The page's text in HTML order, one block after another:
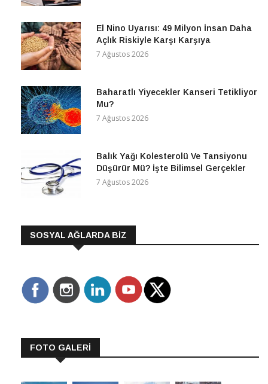
El Nino Uyarısı: 49 Milyon İnsan Daha
Açlık Riskiyle Karşı Karşıya
7 Ağustos 2026
Baharatlı Yiyecekler Kanseri Tetikliyor
Mu?
7 Ağustos 2026
Balık Yağı Kolesterolü Ve Tansiyonu
Düşürür Mü? İşte Bilimsel Gerçekler
7 Ağustos 2026
SOSYAL AĞLARDA BİZ
FOTO GALERİ